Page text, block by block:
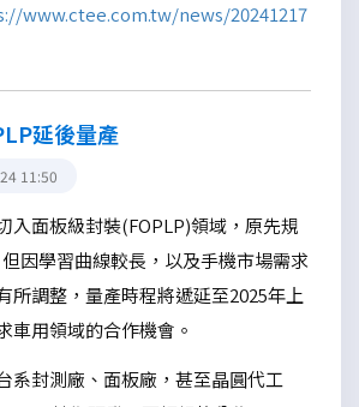
www.ctee.com.tw/news/20241217
延後量產
11:50
入面板級封裝(FOPLP)領域，原先規
因學習曲線較長，以及手機市場需求
所調整，量產時程將遞延至2025年上
車用領域的合作機會。
系封測廠、面板廠，甚至晶圓代工